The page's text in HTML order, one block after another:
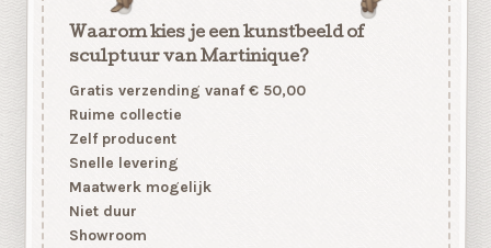
Waarom kies je een kunstbeeld of
sculptuur van Martinique?
Gratis verzending vanaf € 50,00
Ruime collectie
Zelf producent
Snelle levering
Maatwerk mogelijk
Niet duur
Showroom